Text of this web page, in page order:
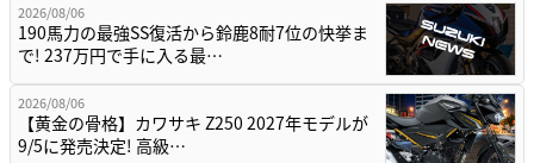
2026/08/06
190馬力の最強SS復活から鈴鹿8耐7位の快挙ま
で! 237万円で手に入る最…
2026/08/06
【黄金の骨格】カワサキ Z250 2027年モデルが
9/5に発売決定! 高級…